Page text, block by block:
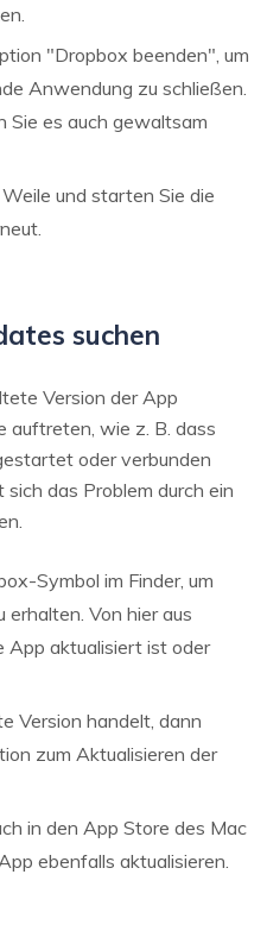
"Dropbox beenden", um
Anwendung zu schließen.
Sie es auch gewaltsam
und starten Sie die
suchen
Version der App
auftreten, wie z. B. dass
oder verbunden
das Problem durch ein
Symbol im Finder, um
Von hier aus
App aktualisiert ist oder
Version handelt, dann
zum Aktualisieren der
in den App Store des Mac
ebenfalls aktualisieren.